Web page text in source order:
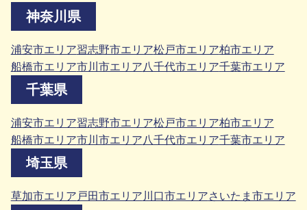
神奈川県
浦安市エリア習志野市エリア松戸市エリア柏市エリア
船橋市エリア市川市エリア八千代市エリア千葉市エリア
千葉県
浦安市エリア習志野市エリア松戸市エリア柏市エリア
船橋市エリア市川市エリア八千代市エリア千葉市エリア
埼玉県
草加市エリア 戸田市エリア 川口市エリアさいたま市エリア